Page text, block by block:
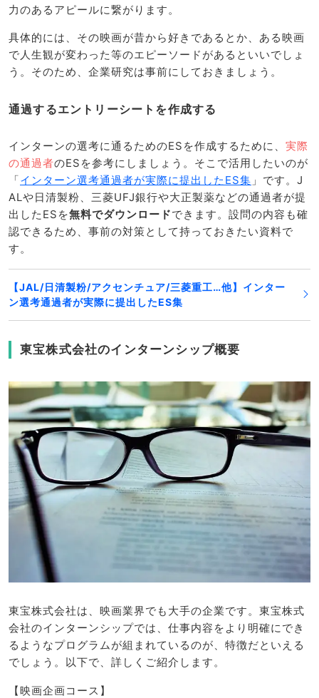
力のあるアピールに繋がります。
具体的には、その映画が昔から好きであるとか、ある映画
で人生観が変わった等のエピーソードがあるといいでしょ
う。そのため、企業研究は事前にしておきましょう。
通過するエントリーシートを作成する
インターンの選考に通るためのESを作成するために、 実際
の通過者のESを参考にしましょう。そこで活用したいのが
「インターン選考通過者が実際に提出したES集 」です。J
ALや日清製粉、三菱UFJ銀行や大正製薬などの通過者が提
出したESを無料でダウンロードできます。設問の内容も確
認できるため、事前の対策として持っておきたい資料で
す。
【JAL/日清製粉/アクセンチュア/三菱重工…他】インター
ン選考通過者が実際に提出したES集
東宝株式会社のインターンシップ概要
東宝株式会社は、映画業界でも大手の企業です。東宝株式
会社のインターンシップでは、仕事内容をより明確にでき
るようなプログラムが組まれているのが、特徴だといえる
でしょう。以下で、詳しくご紹介します。
【映画企画コース】